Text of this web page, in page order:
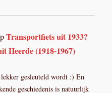
Transportfiets uit 1933?
Heerde (1918-1967)
gesleuteld wordt :) En
geschiedenis is natuurlijk